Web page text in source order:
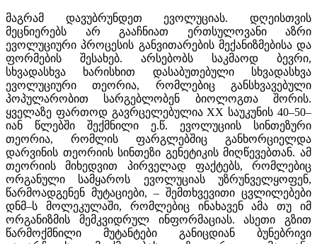
მაგრამ დავუბრუნდეთ ევოლუციას. დღეისთვის
მეცნიერებს არ გააჩნიათ ერთსულოვანი აზრი
ევოლუციური პროცესის განვითარების მექანიზმებისა და
ფორმების შესახებ. არსებობს საკმაოდ ბევრი,
სხვადასხვა ხარისხით დასაბუთებული სხვადასხვა
ევოლუციური თეორია, რომლებიც განსხვავებული
პოპულარობით სარგებლობენ ბიოლოგთა შორის.
ყველაზე ფართოდ გავრცელებულია XX საუკუნის 40–50–
იან წლებში შექმნილი ე.წ. ევოლუციის სინთეზური
თეორია, რომლის ფარგლებშიც განხორციელდა
დარვინის თეორიის სინთეზი გენეტიკის მიღწევებთან. ამ
თეორიის მიხედვით პირველად ფაქტებს, რომლებიც
ორგანული სამყაროს ევოლუციას უზრუნველყოფენ,
წარმოადგენენ მუტაციები, – შემთხვევითი ცვლილებები
დნმ–ს მოლეკულაში, რომლებიც ინახავენ ამა თუ იმ
ორგანიზმის მემკვიდრულ ინფორმაციას. ასეთი გზით
წარმოქმნილი მუტანტები განიცდიან ბუნებრივი